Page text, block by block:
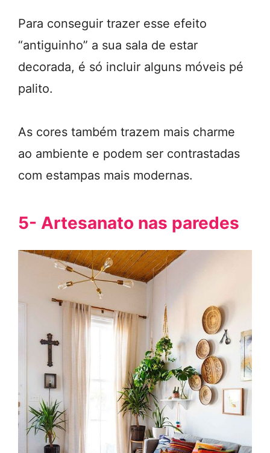
Para conseguir trazer esse efeito
“antiguinho” a sua sala de estar
decorada, é só incluir alguns móveis pé
palito.
As cores também trazem mais charme
ao ambiente e podem ser contrastadas
com estampas mais modernas.
5- Artesanato nas paredes